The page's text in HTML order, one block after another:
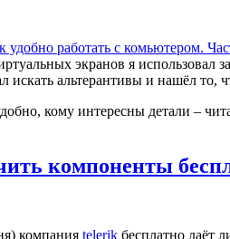
удобно работать с комьютером.
экранов я использовал
искать альтерантивы и нашёл
кому интересны детали –
компоненты
компания telerik бесплатно даёт